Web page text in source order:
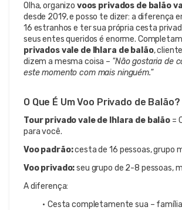
Olha, organizo voos privados de balão
desde 2019, e posso te dizer: a diferença
16 estranhos e ter sua própria cesta
seus entes queridos é enorme.
privados vale de Ihlara de balão,
dizem a mesma coisa – "Não gostaria de
este momento com mais ninguém."
O Que É Um Voo Privado de Balão?
Tour privado vale de Ihlara de balão =
para você.
Voo padrão: cesta de 16 pessoas, grupo
Voo privado: seu grupo de 2-8 pessoas,
A diferença:
Cesta completamente sua –